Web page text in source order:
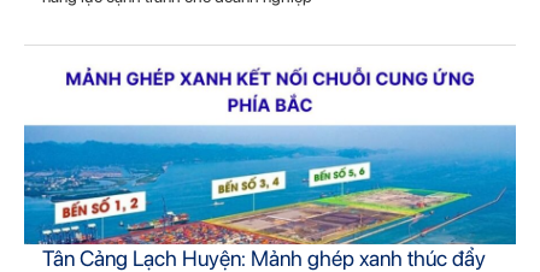
Tân Cảng Lạch Huyện: Mảnh ghép xanh thúc đẩy